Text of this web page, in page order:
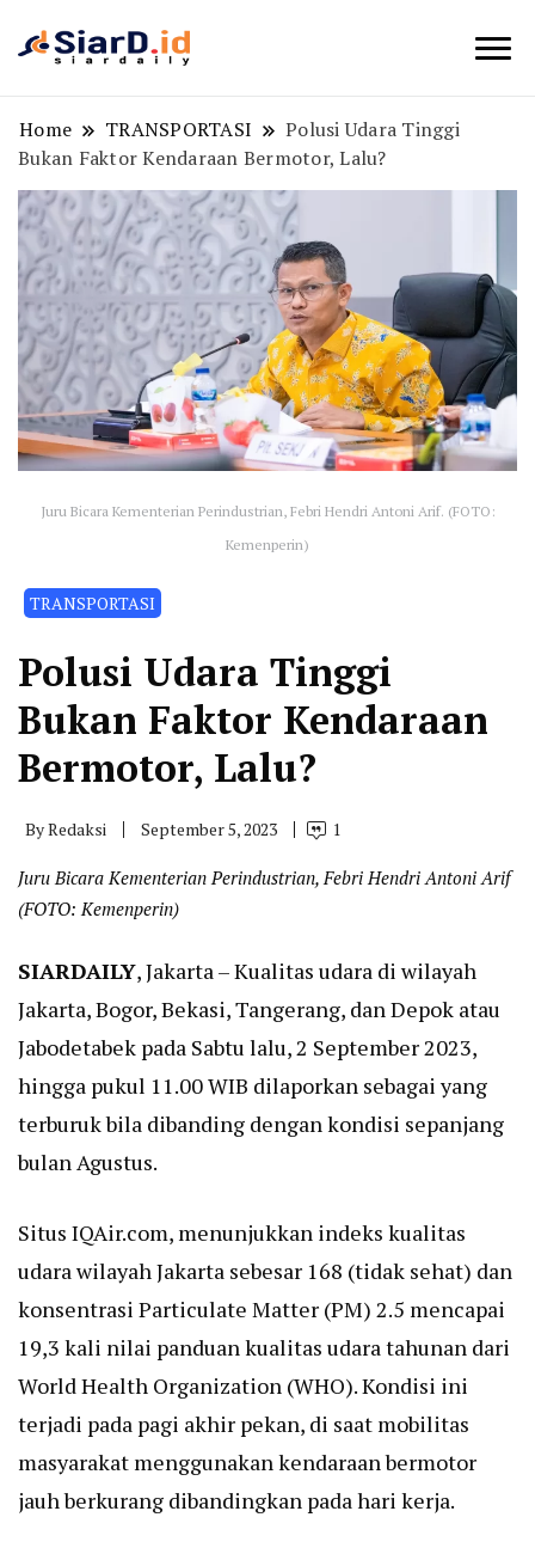
Home TRANSPORTASI
Polusi Udara Tinggi
Bukan Faktor Kendaraan Bermotor, Lalu?
Juru Bicara Kementerian Perindustrian, Febri Hendri Antoni Arif. (FOTO:
Kemenperin)
TRANSPORTASI
Polusi Udara Tinggi
Bukan Faktor Kendaraan
Bermotor, Lalu?
ByRedaksi September 5, 2023 1
Juru Bicara Kementerian Perindustrian, Febri Hendri Antoni Arif
(FOTO: Kemenperin)
SIARDAILY, Jakarta – Kualitas udara di wilayah
Jakarta, Bogor, Bekasi, Tangerang, dan Depok atau
Jabodetabek pada Sabtu lalu, 2 September 2023,
hingga pukul 11.00 WIB dilaporkan sebagai yang
terburuk bila dibanding dengan kondisi sepanjang
bulan Agustus.
Situs IQAir.com, menunjukkan indeks kualitas
udara wilayah Jakarta sebesar 168 (tidak sehat) dan
konsentrasi Particulate Matter (PM) 2.5 mencapai
19,3 kali nilai panduan kualitas udara tahunan dari
World Health Organization (WHO). Kondisi ini
terjadi pada pagi akhir pekan, di saat mobilitas
masyarakat menggunakan kendaraan bermotor
jauh berkurang dibandingkan pada hari kerja.